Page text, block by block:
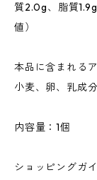
質2.0g、脂質
値）
本品に含まれる
小麦、卵、乳成分
内容量：1個
ショッピングガ